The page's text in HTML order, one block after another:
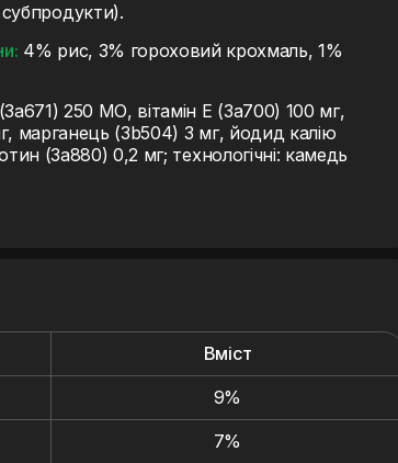
4% рис, 3% гороховий крохмаль, 1%
(3a671) 250 МО, вітамін E (3a700) 100 мг,
марганець (3b504) 3 мг, йодид калію
(3a880) 0,2 мг; технологічні: камедь
Вміст
9%
7%